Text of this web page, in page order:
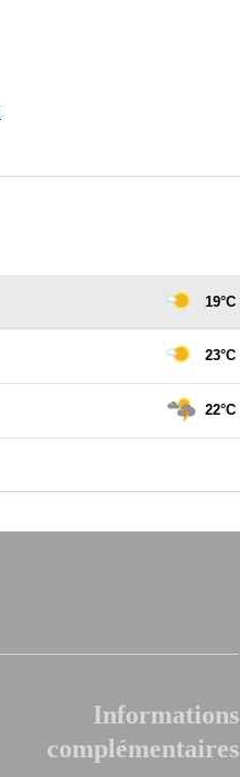
Informations
complémentaires